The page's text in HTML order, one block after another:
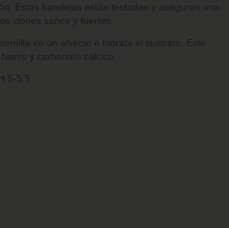
Estas bandejas están testadas y aseguran una
clones sanos y fuertes.
en un alveolo e hidrata el sustrato. Este
y carbonato cálcico.
5-5.5